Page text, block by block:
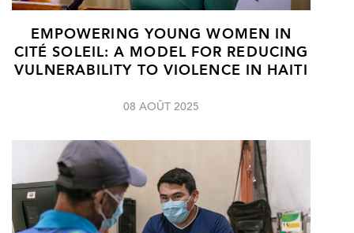
EMPOWERING YOUNG WOMEN IN
CITÉ SOLEIL: A MODEL FOR REDUCING
VULNERABILITY TO VIOLENCE IN HAITI
08 AOÛT 2025